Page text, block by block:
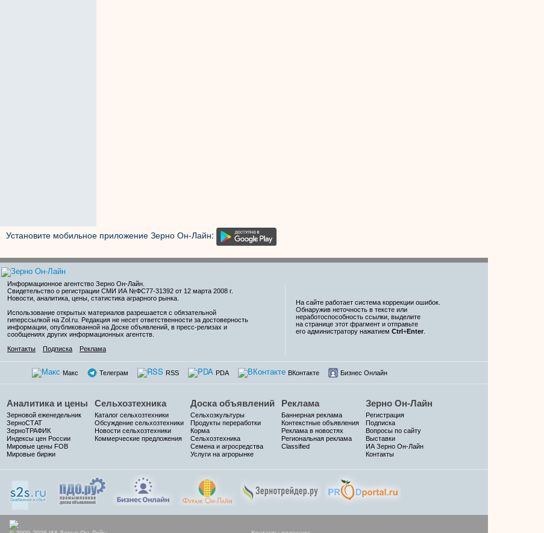
Установите мобильное приложение Зерно Он-Лайн:
Информационное агентство Зерно Он-Лайн
Свидетельство о регистрации СМИ ИА №ФС77-31392 от 12 марта 2008 г.
Новости, аналитика, цены, статистика аграрного рынка.
Использование открытых материалов разрешается с обязательной
гиперссылкой на Zol.ru. Редакция не несет ответственности за достоверность
информации, опубликованной на Доске объявлений, в пресс-релизах и
сообщениях других информационных агентств.
Контакты
Подписка Реклама
На сайте работает система коррекции ошибок.
Обнаружив неточность в тексте или
неработоспособность ссылки, выделите
на странице этот фрагмент и отправьте
его администратору нажатием Ctrl+Enter
Макс Телеграм RSS PDA ВКонтакте Бизнес Онлайн
Аналитика и цены
Зерновой еженедельник
ЗерноСТАТ
ЗерноТРАФИК
Индексы цен России
Мировые цены FOB
Мировые биржи
Сельхозтехника
Каталог сельхозтехники
Обсуждение сельхозтехники
Новости сельхозтехники
Коммерческие предложения
Доска объявлений
Сельхозкультуры
Продукты переработки
Корма
Сельхозтехника
Семена и агросредства
Услуги на агрорынке
Реклама
Баннерная реклама
Контекстные объявления
Реклама в новостях
Региональная реклама
Classified
Зерно Он-Лайн
Регистрация
Подписка
Вопросы по сайту
Выставки
ИА Зерно Он-Лайн
Контакты